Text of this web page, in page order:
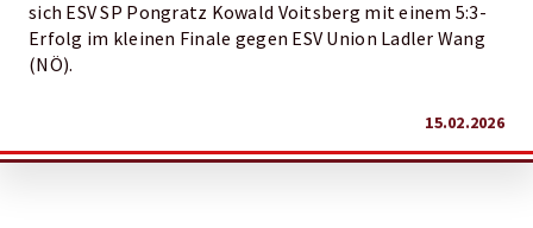
sich ESV SP Pongratz Kowald Voitsberg mit einem 5:3-
Erfolg im kleinen Finale gegen ESV Union Ladler Wang
(NÖ).
15.02.2026